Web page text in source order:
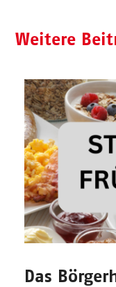
Weitere
Das